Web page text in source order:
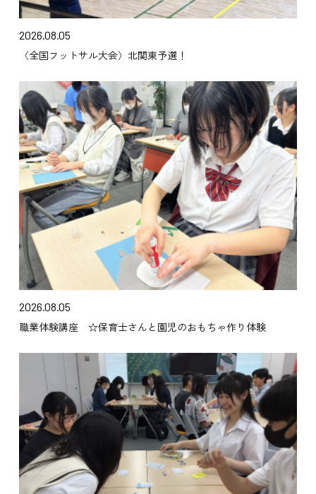
2026.08.05
〈全国フットサル大会〉北関東予選！
2026.08.05
職業体験講座 ☆保育士さんと園児のおもちゃ作り体験